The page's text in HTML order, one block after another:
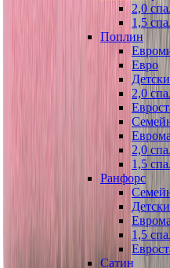
2,0
1,5
Поплин
Евро
2,0
2,0
1,5
Ранфорс
1,5
Сатин